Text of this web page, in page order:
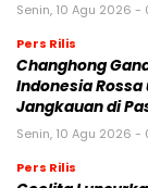
Senin, 10 Agu 2026 -
Pers Rilis
Changhong
Indonesia
Jangkauan di
Senin, 10 Agu 2026 -
Pers Rilis